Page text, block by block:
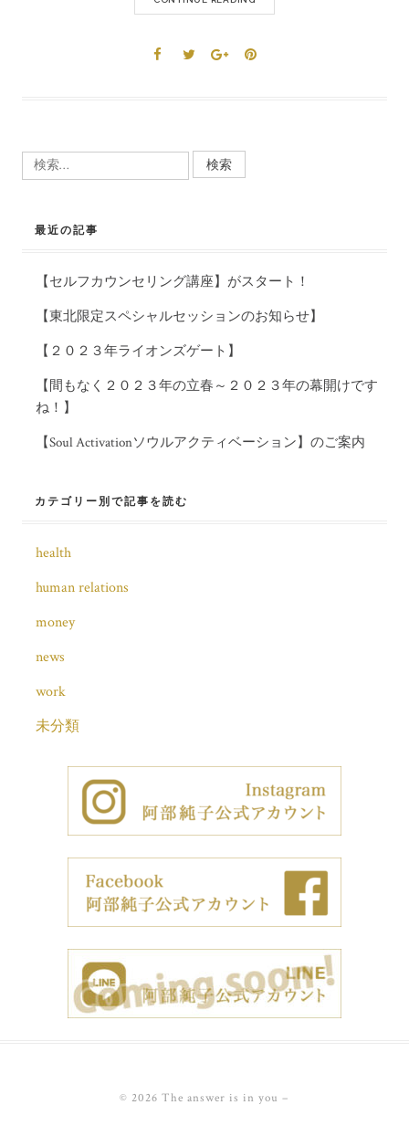
検
索:
最近の記事
【セルフカウンセリング講座】がスタート！
【東北限定スペシャルセッションのお知らせ】
【２０２３年ライオンズゲート】
【間もなく２０２３年の立春～２０２３年の幕開けです
ね！】
【Soul Activationソウルアクティベーション】のご案内
カテゴリー別で記事を読む
health
human relations
money
news
work
未分類
© 2026 The answer is in you–